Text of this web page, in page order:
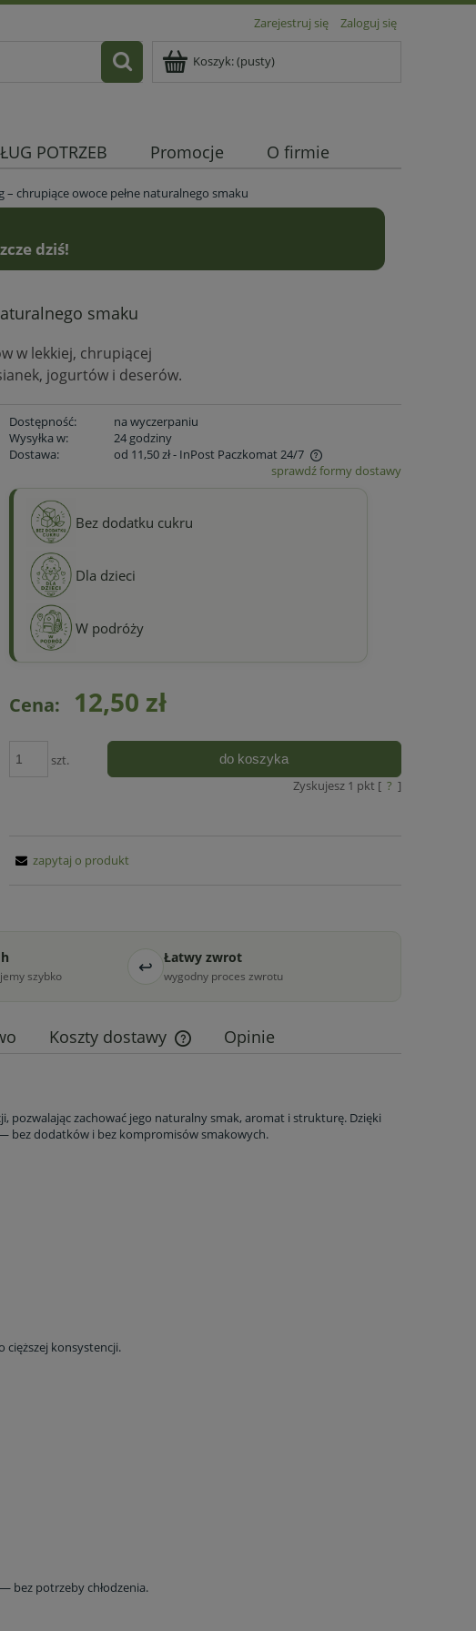
Zarejestruj się Zaloguj się
Koszyk:(pusty)
POTRZEB Promocje O firmie
– chrupiące owoce pełne naturalnego smaku
dziś!
smaku
w lekkiej, chrupiącej
jogurtów i deserów.
Dostępność:
na wyczerpaniu
Wysyłka w:
24 godziny
Dostawa:
od 11,50 zł- InPost Paczkomat 24/7
sprawdź formy dostawy
Bez dodatku cukru
Dla dzieci
W podróży
Cena: 12,50 zł
szt. do koszyka
Zyskujesz 1 pkt [ ? ]
zapytaj o produkt
szybko ↩ Łatwy zwrot
wygodny proces zwrotu
Koszty dostawy Opinie
zachować jego naturalny smak, aromat i strukturę. Dzięki
bez dodatków i bez kompromisów smakowych.
cięższej konsystencji.
bez potrzeby chłodzenia.